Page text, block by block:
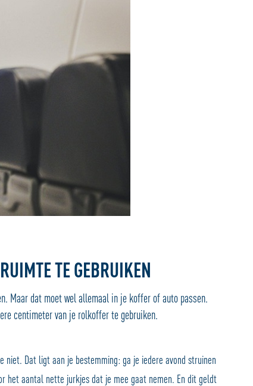
TE GEBRUIKEN
Maar dat moet wel allemaal in je koffer of auto passen.
centimeter van je rolkoffer te gebruiken.
Dat ligt aan je bestemming: ga je iedere avond struinen
het aantal nette jurkjes dat je mee gaat nemen. En dit geldt